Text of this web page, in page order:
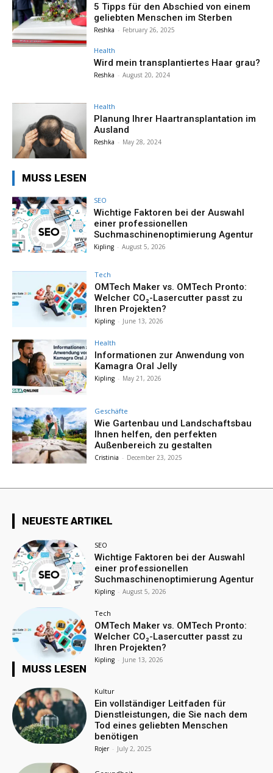
5 Tipps für den Abschied von einem
geliebten Menschen im Sterben
Reshka - February 26, 2025
Health
Wird mein transplantiertes Haar grau?
Reshka - August 20, 2024
Health
Planung Ihrer Haartransplantation im
Ausland
Reshka - May 28, 2024
MUSS LESEN
SEO
Wichtige Faktoren bei der Auswahl
einer professionellen
Suchmaschinenoptimierung Agentur
Kipling - August 5, 2026
Tech
OMTech Maker vs. OMTech Pronto:
Welcher CO₂-Lasercutter passt zu
Ihren Projekten?
Kipling - June 13, 2026
Health
Informationen zur Anwendung von
Kamagra Oral Jelly
Kipling - May 21, 2026
Geschäfte
Wie Gartenbau und Landschaftsbau
Ihnen helfen, den perfekten
Außenbereich zu gestalten
Cristinia - December 23, 2025
NEUESTE ARTIKEL
SEO
Wichtige Faktoren bei der Auswahl
einer professionellen
Suchmaschinenoptimierung Agentur
Kipling - August 5, 2026
Tech
OMTech Maker vs. OMTech Pronto:
Welcher CO₂-Lasercutter passt zu
Ihren Projekten?
Kipling - June 13, 2026
MUSS LESEN
Kultur
Ein vollständiger Leitfaden für
Dienstleistungen, die Sie nach dem
Tod eines geliebten Menschen
benötigen
Rojer - July 2, 2025